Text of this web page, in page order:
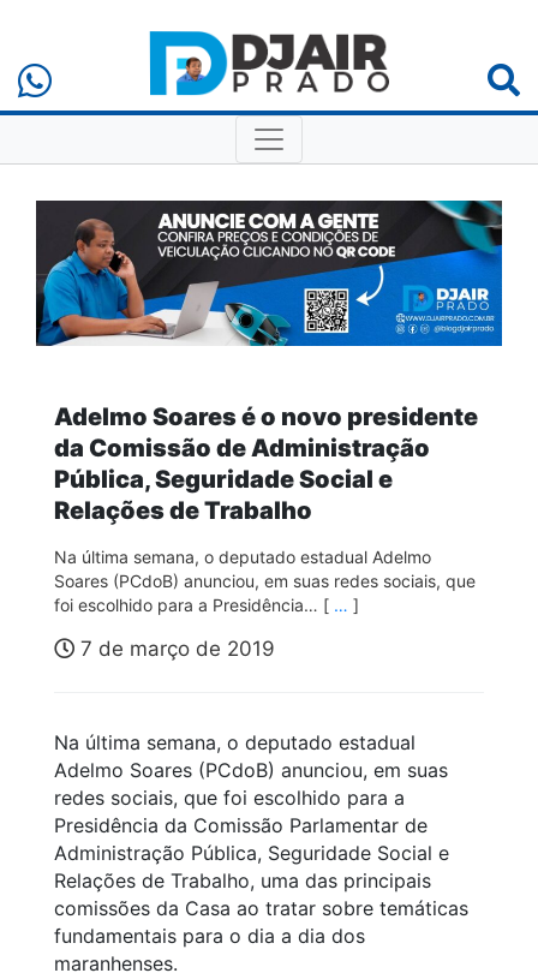
Adelmo Soares é o novo presidente
da Comissão de Administração
Pública, Seguridade Social e
Relações de Trabalho
Na última semana, o deputado estadual Adelmo
Soares (PCdoB) anunciou, em suas redes sociais, que
foi escolhido para a Presidência… [ … ]
7 de março de 2019
Na última semana, o deputado estadual
Adelmo Soares (PCdoB) anunciou, em suas
redes sociais, que foi escolhido para a
Presidência da Comissão Parlamentar de
Administração Pública, Seguridade Social e
Relações de Trabalho, uma das principais
comissões da Casa ao tratar sobre temáticas
fundamentais para o dia a dia dos
maranhenses.